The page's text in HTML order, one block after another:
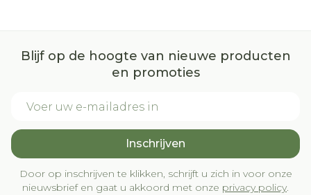
Blijf op de hoogte van nieuwe producten
en promoties
Inschrijven
Door op inschrijven te klikken, schrijft u zich in voor onze
nieuwsbrief en gaat u akkoord met onze privacy policy.